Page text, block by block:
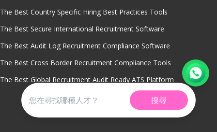
搜尋
The Best Country Specific Hiring Best Practices Tools
The Best Secure International Recruitment Software
The Best Audit Log Recruitment Compliance Software
The Best Cross Border Recruitment Compliance Tools
The Best Global Recruitment Audit Ready ATS Platform